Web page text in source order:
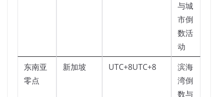
与城
市倒
数活
动
东南亚
零点
新加坡 UTC+8UTC+8
滨海
湾倒
数与